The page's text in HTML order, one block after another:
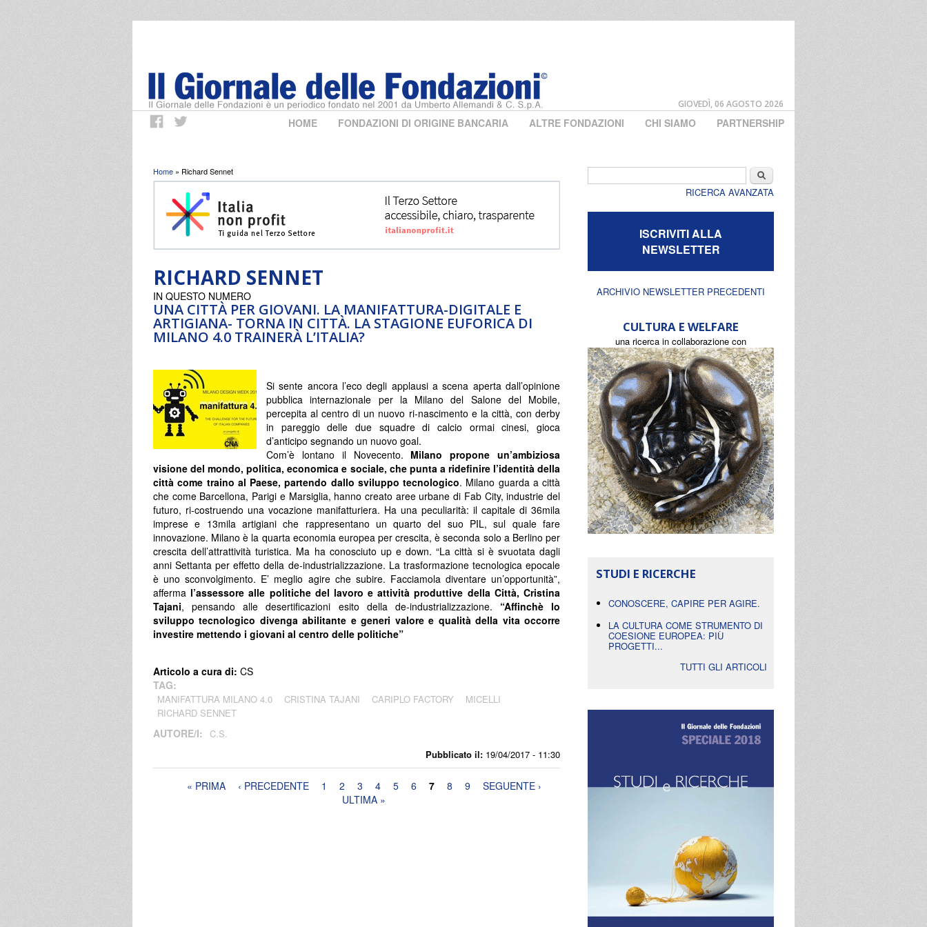
GIOVEDÌ, 06 AGOSTO 2026
HOME FONDAZIONI DI ORIGINE BANCARIA ALTRE FONDAZIONI CHI SIAMO PARTNERSHIP
Tu sei qui
Home » Richard Sennet
RICHARD SENNET
UNA CITTÀ PER GIOVANI. LA MANIFATTURA-DIGITALE E
ARTIGIANA- TORNA IN CITTÀ. LA STAGIONE EUFORICA DI
MILANO 4.0 TRAINERÀ L’ITALIA?
Pubblicato il: 19/04/2017 - 11:30
IN QUESTO NUMERO
Si sente ancora l’eco degli applausi a scena aperta dall’opinione
pubblica internazionale per la Milano del Salone del Mobile,
percepita al centro di un nuovo ri-nascimento e la città, con derby
in pareggio delle due squadre di calcio ormai cinesi, gioca
d’anticipo segnando un nuovo goal.
Com’è lontano il Novecento. Milano propone un’ambiziosa
visione del mondo, politica, economica e sociale, che punta a ridefinire l’identità della
città come traino al Paese, partendo dallo sviluppo tecnologico. Milano guarda a città
che come Barcellona, Parigi e Marsiglia, hanno creato aree urbane di Fab City, industrie del
futuro, ri-costruendo una vocazione manifatturiera. Ha una peculiarità: il capitale di 36mila
imprese e 13mila artigiani che rappresentano un quarto del suo PIL, sul quale fare
innovazione. Milano è la quarta economia europea per crescita, è seconda solo a Berlino per
crescita dell’attrattività turistica. Ma ha conosciuto up e down. “La città si è svuotata dagli
anni Settanta per effetto della de-industrializzazione. La trasformazione tecnologica epocale
è uno sconvolgimento. E’ meglio agire che subire. Facciamola diventare un’opportunità”,
afferma l’assessore alle politiche del lavoro e attività produttive della Città, Cristina
Tajani, pensando alle desertificazioni esito della de-industrializzazione. “Affinchè lo
sviluppo tecnologico divenga abilitante e generi valore e qualità della vita occorre
investire mettendo i giovani al centro delle politiche”
Articolo a cura di: CS
TAG:
MANIFATTURA MILANO 4.0 CRISTINA TAJANI CARIPLO FACTORY
MICELLI
RICHARD SENNET
AUTORE/I: C.S.
Pagine« PRIMA ‹ PRECEDENTE 1 2 3 4 5 6 7 8 9
SEGUENTE ›
ULTIMA »
Cerca
RICERCA AVANZATA
ISCRIVITI ALLA
NEWSLETTER
ARCHIVIO NEWSLETTER PRECEDENTI
CULTURA E WELFARE
una ricerca in collaborazione con
STUDI E RICERCHE
CONOSCERE, CAPIRE PER AGIRE.
LA CULTURA COME STRUMENTO DI
COESIONE EUROPEA: PIÙ
PROGETTI...
TUTTI GLI ARTICOLI